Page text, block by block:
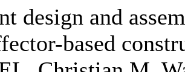
design and
based